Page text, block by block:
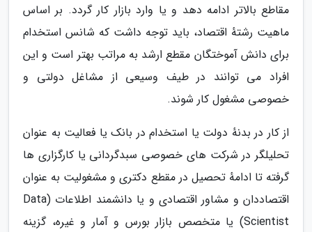
مقاطع بالاتر ادامه دهد و یا وارد بازار کار گردد. بر اساس
ماهیت رشتهٔ اقتصاد، باید توجه داشت که شانس استخدام
برای دانش آموختگان مقطع ارشد به مراتب بهتر است و این
افراد می توانند در طیف وسیعی از مشاغل دولتی و
خصوصی مشغول کار شوند.
از کار در بدنهٔ دولت یا استخدام در بانک یا فعالیت به عنوان
تحلیلگر در شرکت های خصوصی سبدگردانی یا کارگزاری ها
گرفته تا ادامهٔ تحصیل در مقطع دکتری و مشغولیت به عنوان
اقتصاددان و مشاور اقتصادی و یا دانشمند اطلاعات (Data
Scientist) یا متخصص بازار بورس و آمار و غیره، گزینه